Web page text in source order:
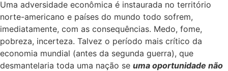
Uma adversidade econômica é instaurada no território
norte-americano e países do mundo todo sofrem,
imediatamente, com as consequências. Medo, fome,
pobreza, incerteza. Talvez o período mais crítico da
economia mundial (antes da segunda guerra), que
desmantelaria toda uma nação se uma oportunidade não